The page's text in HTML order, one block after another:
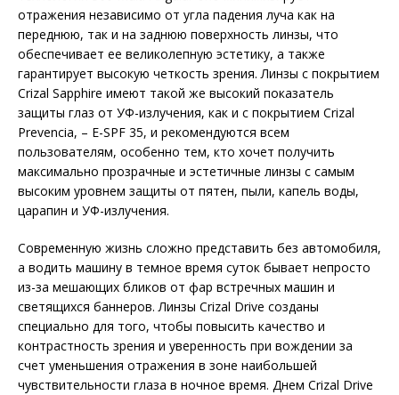
отражения независимо от угла падения луча как на
переднюю, так и на заднюю поверхность линзы, что
обеспечивает ее великолепную эстетику, а также
гарантирует высокую четкость зрения. Линзы с покрытием
Crizal Sapphire имеют такой же высокий показатель
защиты глаз от УФ-излучения, как и с покрытием Crizal
Prevencia, – E-SPF 35, и рекомендуются всем
пользователям, особенно тем, кто хочет получить
максимально прозрачные и эстетичные линзы с самым
высоким уровнем защиты от пятен, пыли, капель воды,
царапин и УФ-излучения.
Современную жизнь сложно представить без автомобиля,
а водить машину в темное время суток бывает непросто
из-за мешающих бликов от фар встречных машин и
светящихся баннеров. Линзы Crizal Drive созданы
специально для того, чтобы повысить качество и
контрастность зрения и уверенность при вождении за
счет уменьшения отражения в зоне наи­большей
чувствительности глаза в ночное время. Днем Crizal Drive